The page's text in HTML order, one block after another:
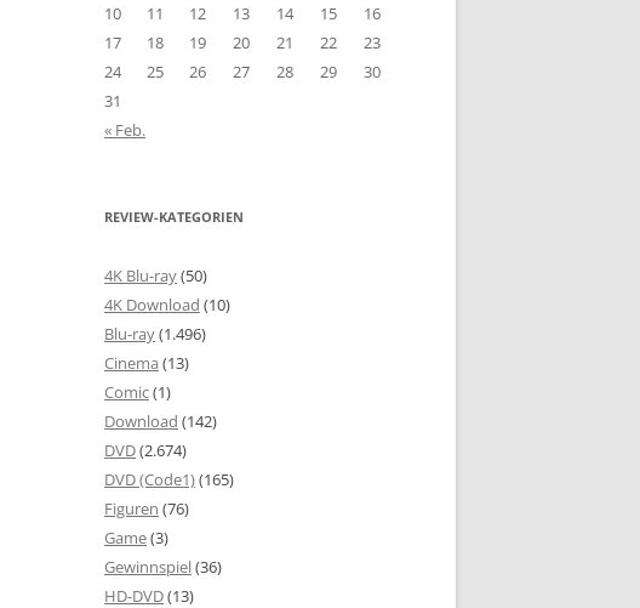
10
11 12 13 14 15
16
17
18 19 20 21 22
23
24
25 26 27 28 29
30
31
« Feb.
REVIEW-KATEGORIEN
4K Blu-ray(50)
4K Download (10)
Blu-ray(1.496)
Cinema (13)
Comic(1)
Download (142)
DVD(2.674)
DVD (Code1)(165)
Figuren (76)
Game(3)
Gewinnspiel(36)
HD-DVD(13)